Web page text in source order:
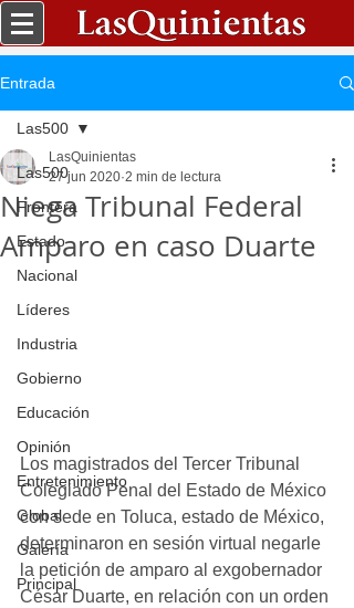
Entrada
Las500
Frontera
Estado
Nacional
Líderes
Industria
Gobierno
Educación
Opinión
Entretenimiento
Global
Galería
Principal
Las500
Niega Tribunal Federal
Amparo en caso Duarte
LasQuinientas
27 jun 2020 2 min de lectura
Los magistrados del Tercer Tribunal
Colegiado Penal del Estado de México
con sede en Toluca, estado de México,
determinaron en sesión virtual negarle
la petición de amparo al exgobernador
César Duarte, en relación con un orden